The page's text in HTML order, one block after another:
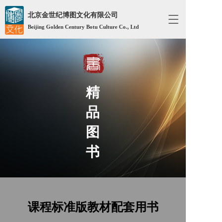
T
g
n
a
v
i
g
i
北京金世纪博图文化有限公司
Beijing Golden Century Botu Culture Co., Ltd
精
品
图
书
课程标准版教材配套用书